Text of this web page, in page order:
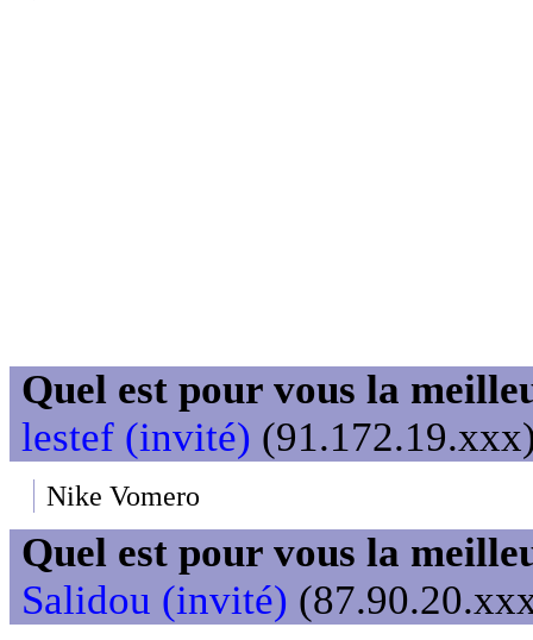
Quel est pour vous la
lestef (invité)
Nike Vomero
Quel est pour vous la
Salidou (invité)